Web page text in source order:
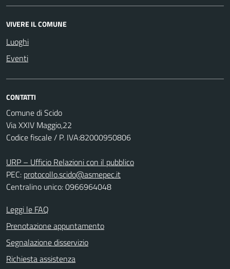
VIVERE IL COMUNE
Luoghi
Eventi
CONTATTI
Comune di Scido
Via XXIV Maggio,22
Codice fiscale / P. IVA:82000950806
URP – Ufficio Relazioni con il pubblico
PEC: protocollo.scido@asmepec.it
Centralino unico: 0966964048
Leggi le FAQ
Prenotazione appuntamento
Segnalazione disservizio
Richiesta assistenza